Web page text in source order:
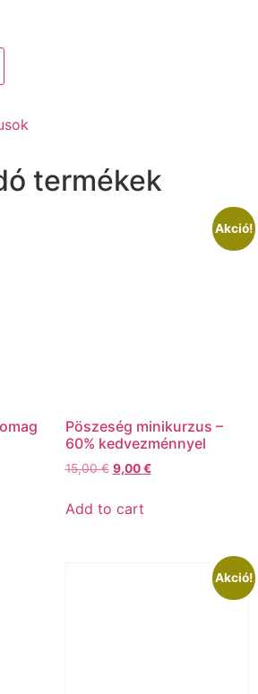
termékek
Akció!
Pöszeség minikurzus –
60% kedvezménnyel
15,00€ 9,00€
Add to cart
Akció!